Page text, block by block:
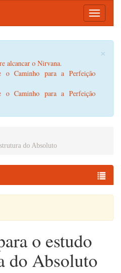
Toggle
×
alcancar o Nirvana.
o Caminho para a Perfeição
o Caminho para a Perfeição
do Absoluto
o estudo
do Absoluto